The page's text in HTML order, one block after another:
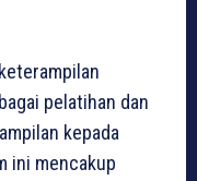
pelatihan dan
kepada
ini mencakup